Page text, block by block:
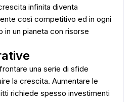
infinita diventa
così competitivo ed in ogni
in un pianeta con risorse
una serie di sfide
la crescita. Aumentare le
richiede spesso investimenti